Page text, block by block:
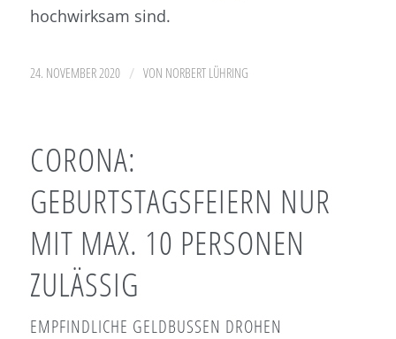
hochwirksam sind.
24. NOVEMBER 2020 / VON NORBERT LÜHRING
CORONA:
GEBURTSTAGSFEIERN NUR
MIT MAX. 10 PERSONEN
ZULÄSSIG
EMPFINDLICHE GELDBUSSEN DROHEN